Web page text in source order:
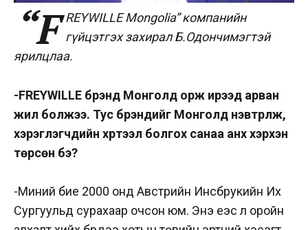
“F REYWILLE Mongolia” компанийн
гүйцэтгэх захирал Б.Одончимэгтэй
ярилцлаа.
-FREYWILLE брэнд Монголд орж ирээд арван
жил болжээ. Тус брэндийг Монголд нэвтрүүлж,
хэрэглэгчдийн хүртээл болгох санаа анх хэрхэн
төрсөн бэ?
-Миний бие 2000 онд Австрийн Инсбрукийн Их
Сургуульд сурахаар очсон юм. Энэ үеэс л оройн